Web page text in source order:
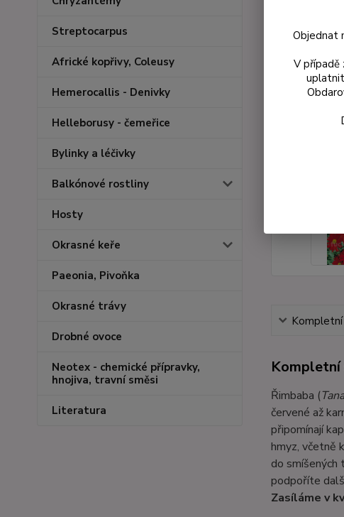
Streptocarpus
Africké kopřivy, Coleusy
Hemerocallis - Denivky
Helleborusy - čemeřice
Bylinky a léčivky
Balkónové rostliny
Hosty
Okrasné keře
Paeonia, Pivoňka
Okrasné trávy
Drobné ovoce
Neotex - chemické přípravky,
hnojiva, travní směsi
Literatura
Kompletní
Kompletní
Řimbaba (
červené až
připomínají
hmyz, včetně
do smíšených
podpoříte
Zasíláme v
Objednat
V případě